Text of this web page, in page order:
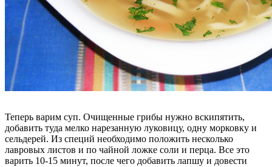
Теперь варим суп. Очищенные грибы нужно вскипятить,
добавить туда мелко нарезанную луковицу, одну морковку и
сельдерей. Из специй необходимо положить несколько
лавровых листов и по чайной ложке соли и перца. Все это
варить 10-15 минут, после чего добавить лапшу и довести